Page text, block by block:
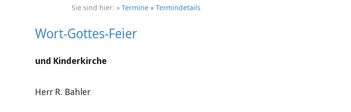
Termine Termindetails
Wort-Gottes-Feier
und Kinderkirche
Herr R. Bahler